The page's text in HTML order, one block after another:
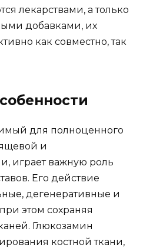
лекарствами, а только
добавками, их
как совместно, так
для полноценного
и
играет важную роль
Его действие
дегенеративные и
этом сохраняя
Глюкозамин
костной ткани,